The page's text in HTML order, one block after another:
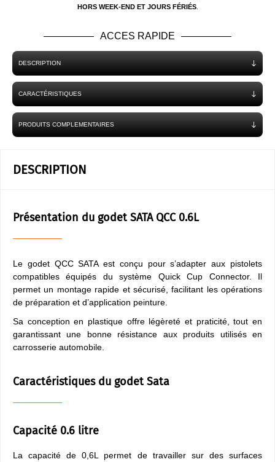
HORS WEEK-END ET JOURS FÉRIÉS.
ACCES RAPIDE
DESCRIPTION
CARACTÉRISTIQUES
PRODUITS COMPLEMENTAIRES
DESCRIPTION
Présentation du godet SATA QCC 0.6L
Le godet QCC SATA est conçu pour s’adapter aux pistolets
compatibles équipés du système Quick Cup Connector. Il
permet un montage rapide et sécurisé, facilitant les opérations
de préparation et d’application peinture.
Sa conception en plastique offre légèreté et praticité, tout en
garantissant une bonne résistance aux produits utilisés en
carrosserie automobile.
Caractéristiques du godet Sata
Capacité 0.6 litre
La capacité de 0,6L permet de travailler sur des surfaces